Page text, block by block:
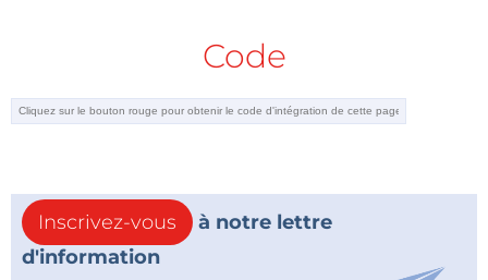
Code
Inscrivez-vous
à notre lettre
d'information